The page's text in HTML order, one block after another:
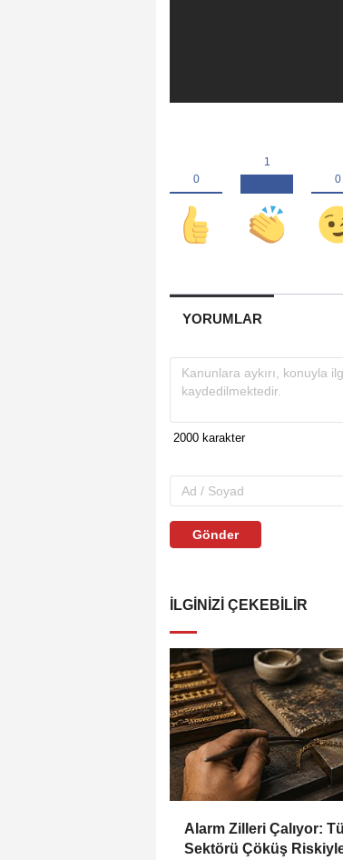
YORUMLAR
Gönder
İLGINIZI ÇEKEBILIR
Alarm Zilleri Çalıyor:
Sektörü Çöküş